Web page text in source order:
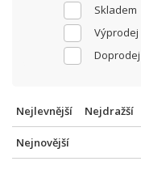
Skladem
Výprodej
Doprodej
Nejlevnější Nejdražší
Nejnovější